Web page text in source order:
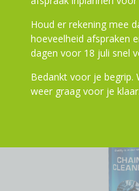
Houd er rekening mee
hoeveelheid afspraken
dagen voor 18 juli snel
Bedankt voor je begrip.
weer graag voor je klaar.